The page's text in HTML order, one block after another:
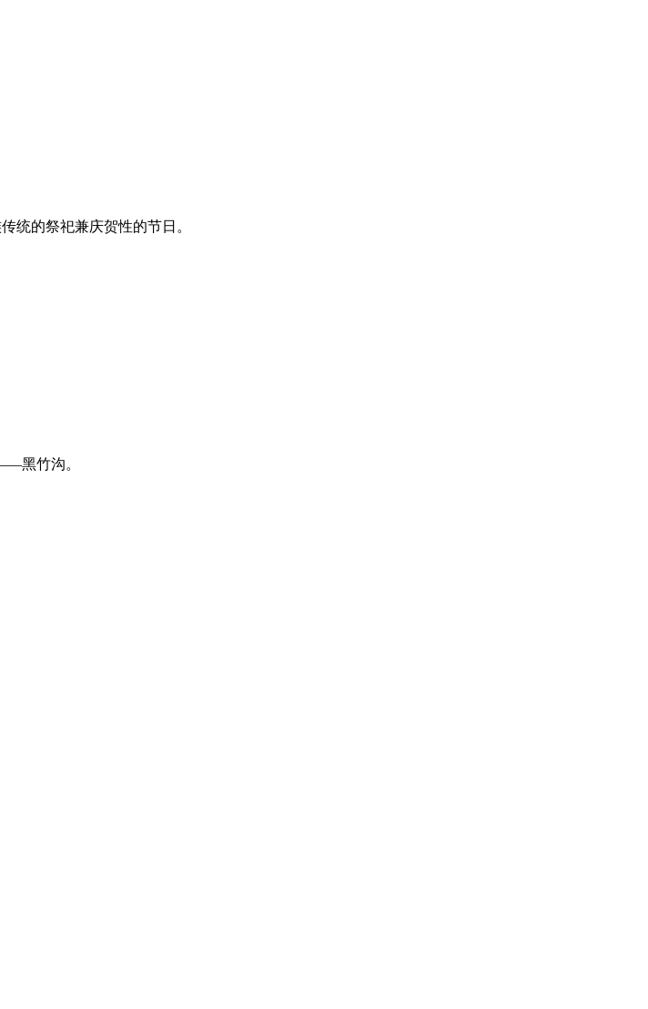
统的祭祀兼庆贺性的节日。
黑竹沟。